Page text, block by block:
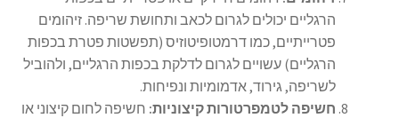
הרגליים יכולים לגרום לכאב ותחושת שריפה. זיהומים
פטרייתיים, כמו דרמטופיטוזיס (תפשטות פטרת בכפות
הרגליים) עשויים לגרום לדלקת בכפות הרגליים, ולהוביל
לשריפה, גירוד, אדמומיות ונפיחות.
חשיפה לטמפרטורות קיצוניות: חשיפה לחום קיצוני או